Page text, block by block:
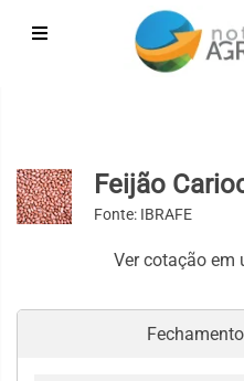
Feijão
Fonte: IBRAFE
Ver cotação em